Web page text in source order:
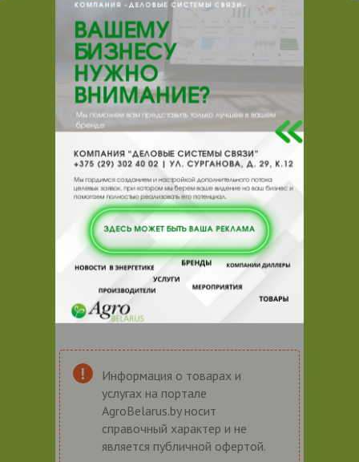
Информация о товарах и
услугах на портале
AgroBelarus.by носит
справочный характер и не
является публичной офертой.